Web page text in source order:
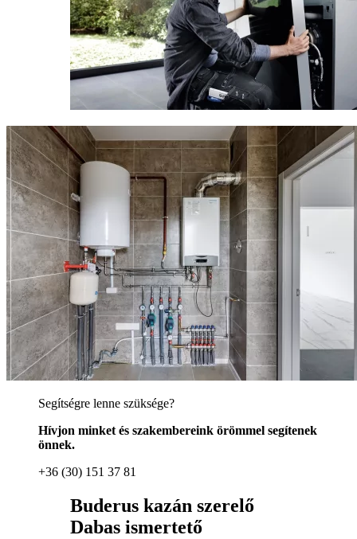
Segítségre lenne szüksége?
Hívjon minket és szakembereink örömmel segítenek
önnek.
+36 (30) 151 37 81
Buderus kazán szerelő
Dabas ismertető